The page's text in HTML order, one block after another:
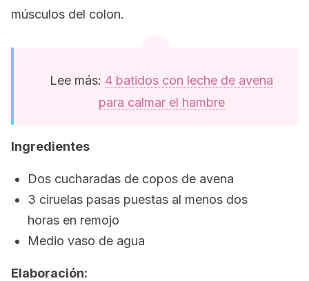
músculos del colon.
Lee más: 4 batidos con leche de avena
para calmar el hambre
Ingredientes
Dos cucharadas de copos de avena
3 ciruelas pasas puestas al menos dos
horas en remojo
Medio vaso de agua
Elaboración: